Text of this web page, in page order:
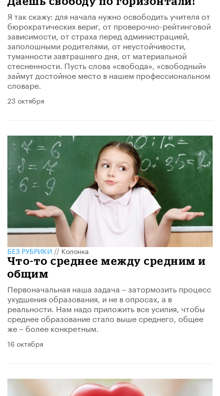
Я так скажу: для начала нужно освободить учителя от
бюрократических вериг, от проверочно-рейтинговой
зависимости, от страха перед администрацией,
заполошными родителями, от неустойчивости,
туманности завтрашнего дня, от материальной
стесненности. Пусть слова «свобода», «свободный»
займут достойное место в нашем профессиональном
словаре.
23 октября
БЕЗ РУБРИКИ//Колонка
Что-то среднее между средним и
общим
Первоначальная наша задача – затормозить процесс
ухудшения образования, и не в опросах, а в
реальности. Нам надо приложить все усилия, чтобы
среднее образование стало выше среднего, общее
же – более конкретным.
16 октября